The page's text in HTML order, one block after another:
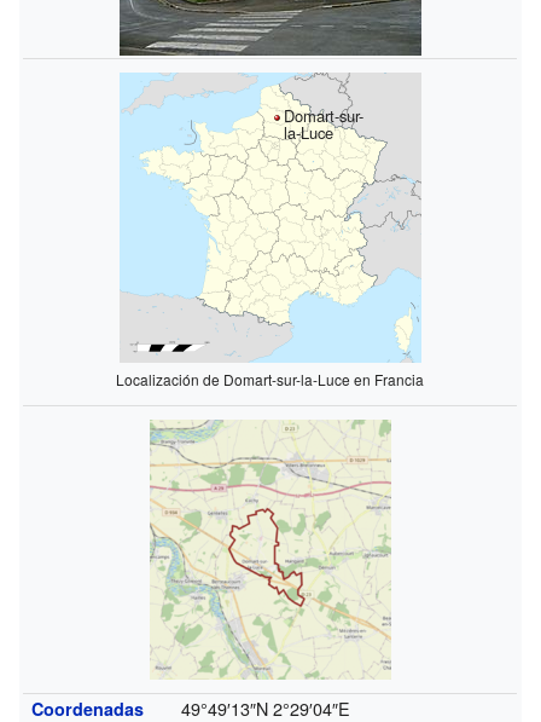
Domart-sur-
la-Luce
Localización de Domart-sur-la-Luce en Francia
Coordenadas 49°49′13″N 2°29′04″E